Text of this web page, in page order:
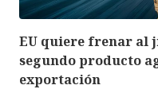
EU quiere frenar al
segundo producto
exportación